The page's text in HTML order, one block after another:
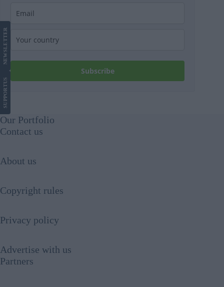
Subscribe
SUPPORT
US
NEWS
LETTER
Our Portfolio
Contact us
About us
Copyright rules
Privacy policy
Advertise with us
Partners